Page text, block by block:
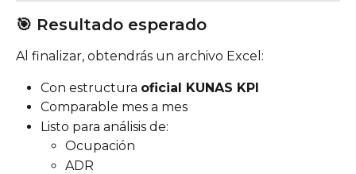
🎯 Resultado esperado
Al finalizar, obtendrás un archivo Excel:
Con estructura oficial KUNAS KPI
Comparable mes a mes
Listo para análisis de:
Ocupación
ADR